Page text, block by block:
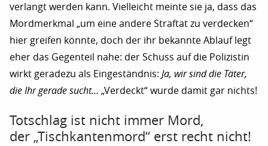
verlangt werden kann. Vielleicht meinte sie ja, dass das
Mordmerkmal „um eine andere Straftat zu verdecken“
hier greifen könnte, doch der ihr bekannte Ablauf legt
eher das Gegenteil nahe: der Schuss auf die Polizistin
wirkt geradezu als Eingeständnis: Ja, wir sind die Täter,
die Ihr gerade sucht… „Verdeckt“ wurde damit gar nichts!
Totschlag ist nicht immer Mord,
der „Tischkantenmord“ erst recht nicht!